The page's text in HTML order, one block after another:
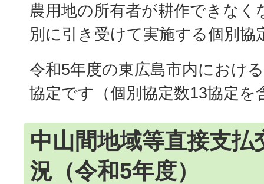
農用地の所有者が耕作できなく
別に引き受けて実施する個別協
令和5年度の東広島市内におけ
協定です（個別協定数13協定を
中山間地域等直接支払
況（令和5年度）